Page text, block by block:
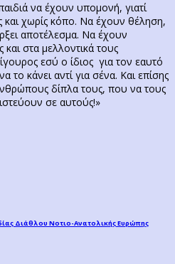
να έχουν υπομονή, γιατί
και χωρίς κόπο. Να έχουν θέληση,
αποτέλεσμα. Να έχουν
στα μελλοντικά τους
εσύ ο ίδιος για τον εαυτό
το κάνει αντί για σένα. Και επίσης
δίπλα τους, που να τους
σε αυτούς!»
Διάθλου Νοτιο-Ανατολικής Ευρώπης